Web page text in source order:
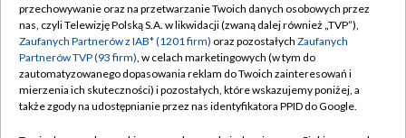
Abonament TVP
Emisja w TVP
Centrum informacji TVP
Naziemna Telewizja Cyfrowa
Regulamin TVP
Polityka prywatności
Moje zgody
Pomoc
przechowywanie oraz na przetwarzanie Twoich danych osobowych przez
nas, czyli Telewizję Polską S.A. w likwidacji (zwaną dalej również „TVP”),
Zaufanych Partnerów z IAB* (1201 firm) oraz pozostałych Zaufanych
Partnerów TVP (93 firm), w celach marketingowych (w tym do
zautomatyzowanego dopasowania reklam do Twoich zainteresowań i
mierzenia ich skuteczności) i pozostałych, które wskazujemy poniżej, a
także zgody na udostępnianie przez nas identyfikatora PPID do Google.